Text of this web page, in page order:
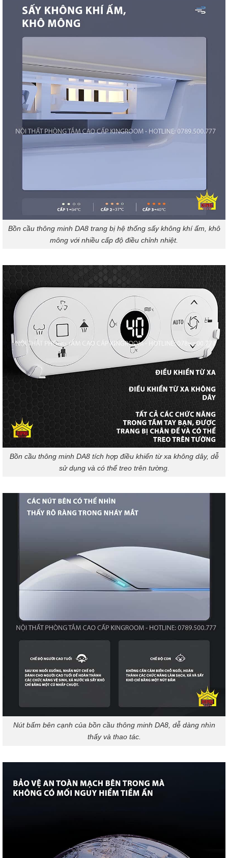
Bồn cầu thông minh DA8 trang bị hệ thống sấy không khí ấm, khô
mông với nhiều cấp độ điều chỉnh nhiệt.
Bồn cầu thông minh DA8 tích hợp điều khiển từ xa không dây, dễ
sử dụng và có thể treo trên tường.
Nút bấm bên cạnh của bồn cầu thông minh DA8, dễ dàng nhìn
thấy và thao tác.